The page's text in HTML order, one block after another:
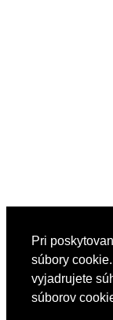
Pri
súbory
vyjadrujete
súborov
Reklama